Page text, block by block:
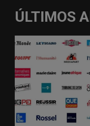
ÚLTIMOS